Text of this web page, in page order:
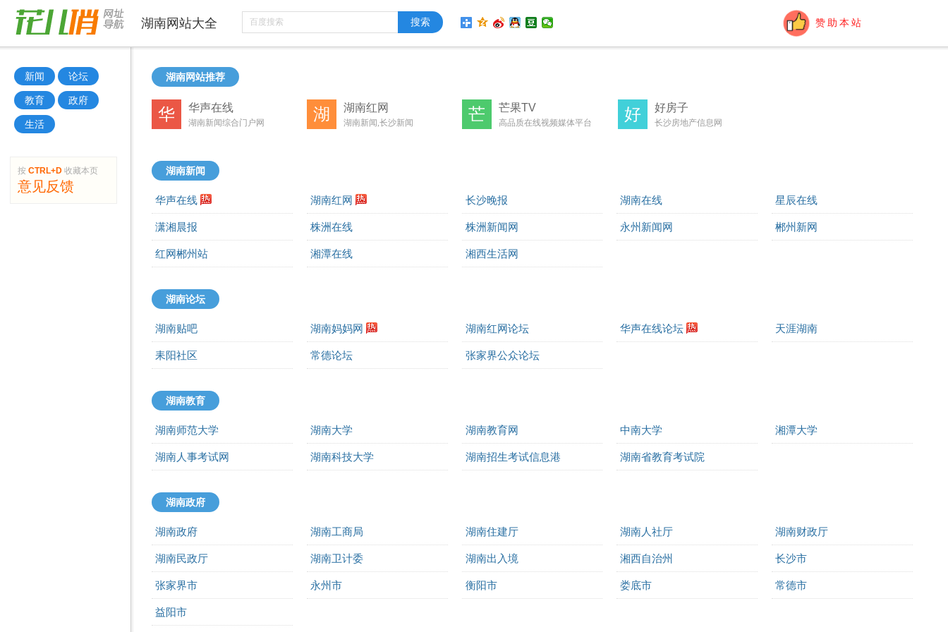
湖南网站大全 赞助本站
新闻 论坛
教育 政府
生活
按 CTRL+D 收藏本页
意见反馈
湖南网站推荐
华 华声在线
湖南新闻综合门户网 湖 湖南红网
湖南新闻,长沙新闻 芒 芒果TV
高品质在线视频媒体平台 好 好房子
长沙房地产信息网
湖南新闻
华声在线 湖南红网 长沙晚报 湖南在线 星辰在线
潇湘晨报 株洲在线 株洲新闻网 永州新闻网 郴州新网
红网郴州站 湘潭在线 湘西生活网
湖南论坛
湖南贴吧 湖南妈妈网 湖南红网论坛 华声在线论坛 天涯湖南
耒阳社区 常德论坛 张家界公众论坛
湖南教育
湖南师范大学 湖南大学 湖南教育网 中南大学 湘潭大学
湖南人事考试网 湖南科技大学 湖南招生考试信息港 湖南省教育考试院
湖南政府
湖南政府 湖南工商局 湖南住建厅 湖南人社厅 湖南财政厅
湖南民政厅 湖南卫计委 湖南出入境 湘西自治州 长沙市
张家界市 永州市 衡阳市 娄底市 常德市
益阳市